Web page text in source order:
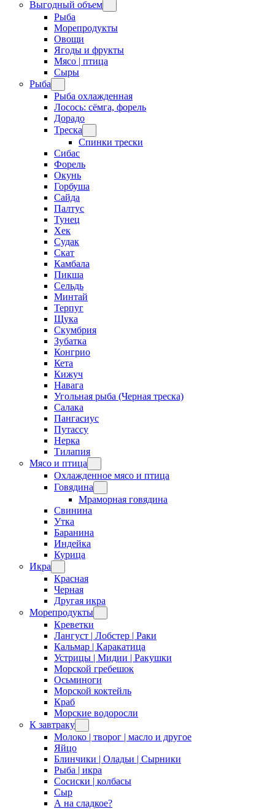
Выгодный объем
Рыба
Морепродукты
Овощи
Ягоды и фрукты
Мясо | птица
Сыры
Рыба
Рыба охлажденная
Лосось: сёмга, форель
Дорадо
Треска
Спинки трески
Сибас
Форель
Окунь
Горбуша
Сайда
Палтус
Тунец
Хек
Судак
Скат
Камбала
Пикша
Сельдь
Минтай
Терпуг
Щука
Скумбрия
Зубатка
Конгрио
Кета
Кижуч
Навага
Угольная рыба (Черная треска)
Салака
Пангасиус
Путассу
Нерка
Тилапия
Мясо и птица
Охлажденное мясо и птица
Говядина
Мраморная говядина
Свинина
Утка
Баранина
Индейка
Курица
Икра
Красная
Черная
Другая икра
Морепродукты
Креветки
Лангуст | Лобстер | Раки
Кальмар | Каракатица
Устрицы | Мидии | Ракушки
Морской гребешок
Осьминоги
Морской коктейль
Краб
Морские водоросли
К завтраку
Молоко | творог | масло и другое
Яйцо
Блинчики | Оладьи | Сырники
Рыба | икра
Сосиски | колбасы
Сыр
А на сладкое?